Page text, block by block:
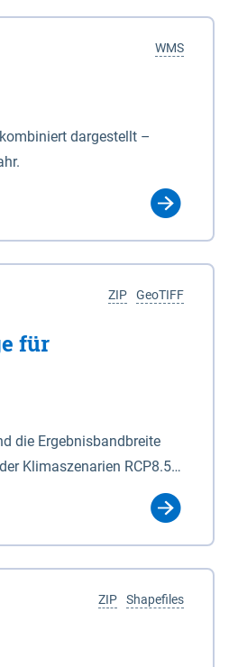
durch Verordnung
WMS
dargestellt –
GeoTIFF
ZIP
für
die Ergebnisbandbreite
Klimaszenarien RCP8.5
Winterhalbjahr
mit Klassenname und
Shapefiles
ZIP